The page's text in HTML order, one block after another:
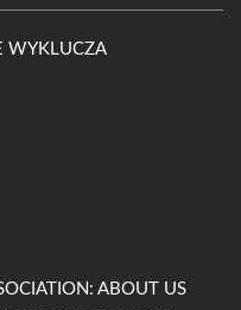
WYKLUCZA
ABOUT US